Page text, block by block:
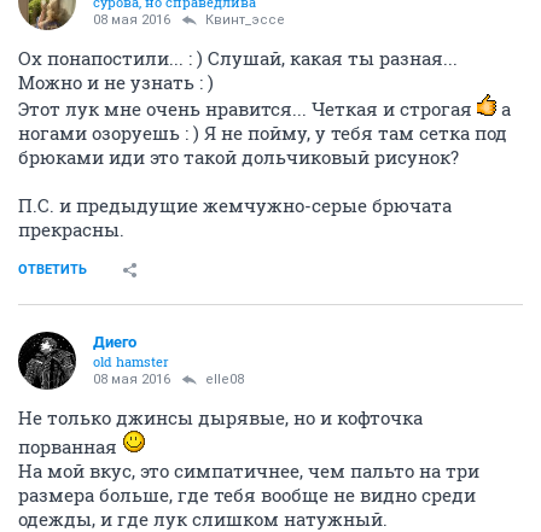
08 мая 2016 Квинт_эссе
Ох понапостили... : ) Слушай, какая ты разная...
Можно и не узнать : )
Этот лук мне очень нравится... Четкая и строгая
а
ногами озоруешь : ) Я не пойму, у тебя там сетка под
брюками иди это такой дольчиковый рисунок?
П.С. и предыдущие жемчужно-серые брючата
прекрасны.
ОТВЕТИТЬ
Диего
old hamster
08 мая 2016 elle08
Не только джинсы дырявые, но и кофточка
порванная
На мой вкус, это симпатичнее, чем пальто на три
размера больше, где тебя вообще не видно среди
одежды, и где лук слишком натужный.